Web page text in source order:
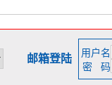
邮箱登陆
用户名
密 码